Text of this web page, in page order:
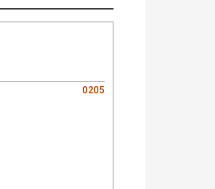
0205